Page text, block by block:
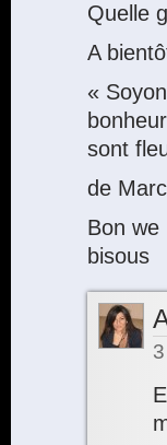
Quelle
A
«
sont
de
Bon we
bisous